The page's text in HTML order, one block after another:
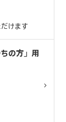
けます
の方」用